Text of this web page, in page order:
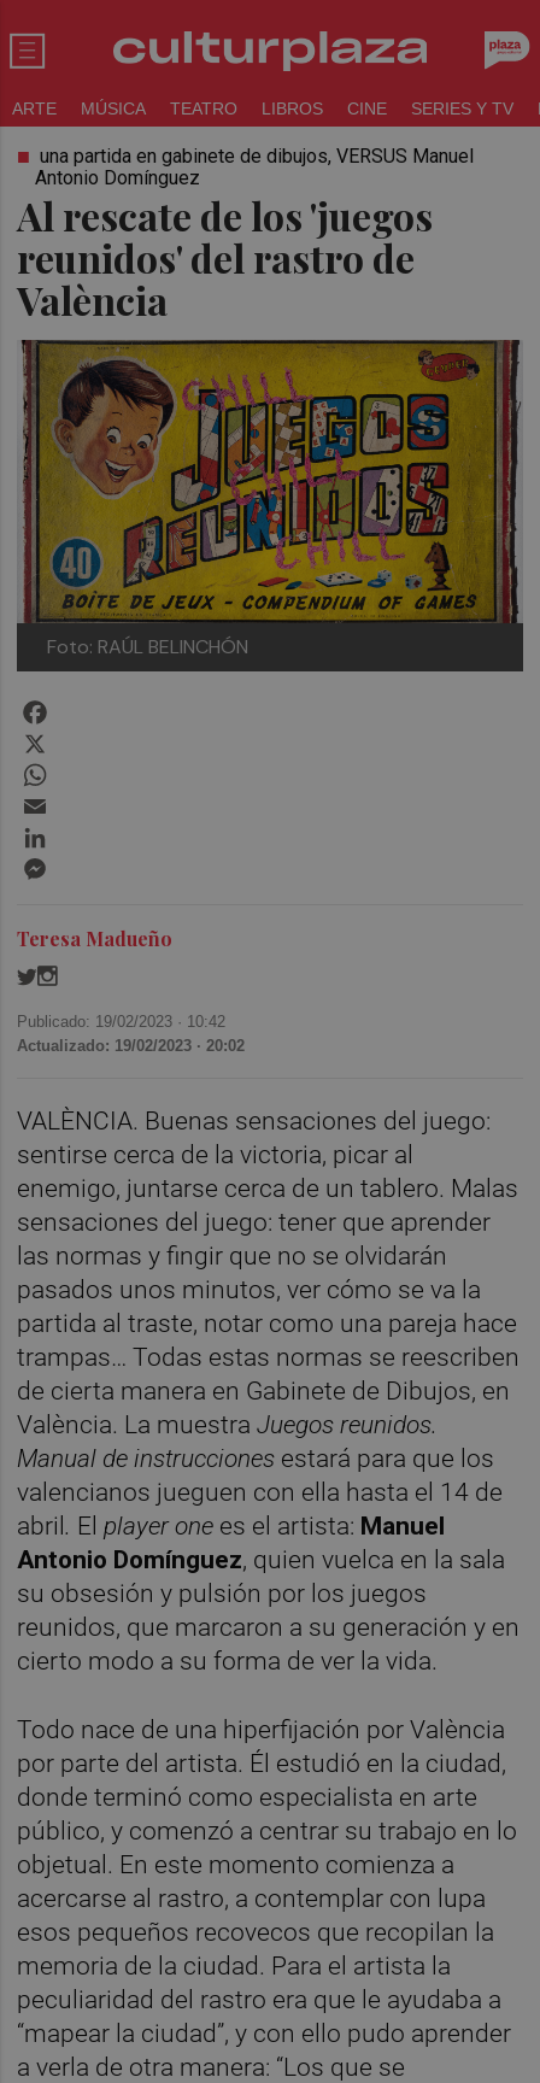
ARTE MÚSICA TEATRO LIBROS CINE SERIES Y TV
Al rescate de los 'juegos
reunidos' del rastro de
València
una partida en gabinete de dibujos, VERSUS Manuel
Antonio Domínguez
Foto: RAÚL BELINCHÓN
Teresa Madueño
Publicado: 19/02/2023 · 10:42
Actualizado: 19/02/2023 · 20:02
VALÈNCIA. Buenas sensaciones del juego:
sentirse cerca de la victoria, picar al
enemigo, juntarse cerca de un tablero. Malas
sensaciones del juego: tener que aprender
las normas y fingir que no se olvidarán
pasados unos minutos, ver cómo se va la
partida al traste, notar como una pareja hace
trampas… Todas estas normas se reescriben
de cierta manera en Gabinete de Dibujos, en
València. La muestraJuegos reunidos.
Manual de instrucciones estará para que los
valencianos jueguen con ella hasta el 14 de
abril. El player one es el artista: Manuel
Antonio Domínguez, quien vuelca en la sala
su obsesión y pulsión por los juegos
reunidos, que marcaron a su generación y en
cierto modo a su forma de ver la vida.
Todo nace de una hiperfijación por València
por parte del artista. Él estudió en la ciudad,
donde terminó como especialista en arte
público, y comenzó a centrar su trabajo en lo
objetual. En este momento comienza a
acercarse al rastro, a contemplar con lupa
esos pequeños recovecos que recopilan la
memoria de la ciudad. Para el artista la
peculiaridad del rastro era que le ayudaba a
“mapear la ciudad”, y con ello pudo aprender
a verla de otra manera: “Los que se